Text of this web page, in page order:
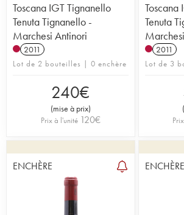
Toscana IGT Tignanello
Tenuta Tignanello -
Marchesi Antinori
2011
Lot de 2 bouteilles | 0 enchère
240€
(mise à prix)
Prix à l'unité 120€
Toscana
Tenuta
2011
Lot de 3
(
ENCHÈRE ENCHÈRE